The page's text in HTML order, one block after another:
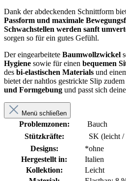
Dank der abdeckenden Schnittform
Passform und maximale
Schwachstellen werden sanft
sorgen so für ein gutes Gefühl.
Der eingearbeitete Baumwollzwickel
Hygiene sowie für einen bequemen
des bi-elastischen Materials und
bietet der nahtlos gestrickte Slip zudem
und Formgebung und passt sich
Menü schließen
Problemzonen:
Bauch
Stützkräfte:
SK (leicht /
Designs:
*ohne
Hergestellt in:
Italien
Kollektion:
Leicht